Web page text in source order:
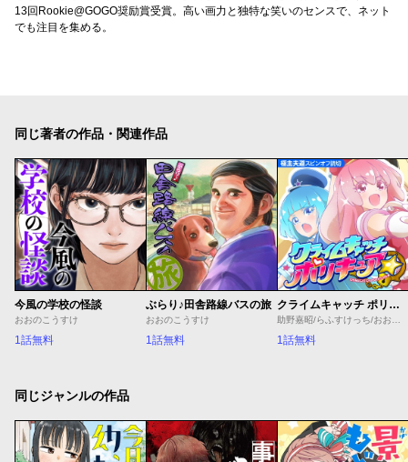
13回Rookie@GOGO奨励賞受賞。高い画力と独特な笑いのセンスで、ネット
でも注目を集める。
同じ著者の作品・関連作品
今風の学校の怪談
おおのこうすけ
1話無料
ぶらり♪田舎路線バスの旅
おおのこうすけ
1話無料
クライムキャッチ ポリキュア☆
1話無料
同じジャンルの作品